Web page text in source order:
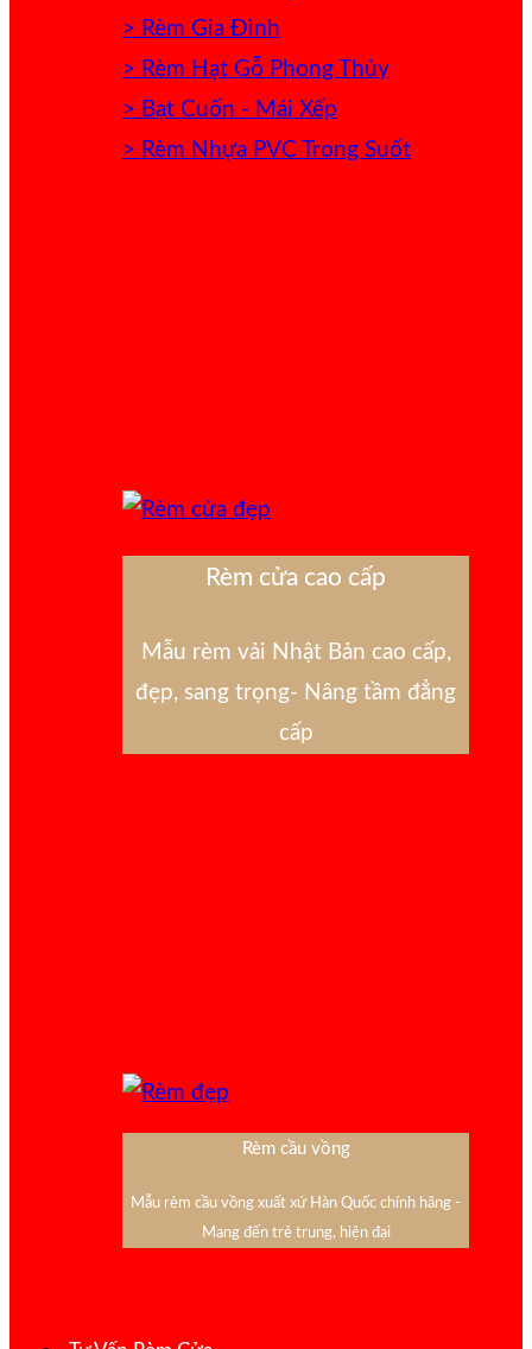
> Rèm Gia Đình
> Rèm Hạt Gỗ Phong Thủy
> Bạt Cuốn - Mái Xếp
> Rèm Nhựa PVC Trong Suốt
Rèm cửa cao cấp
Mẫu rèm vải Nhật Bản cao cấp,
đẹp, sang trọng- Nâng tầm đẳng
cấp
Rèm cầu vồng
Mẫu rèm cầu vồng xuất xứ Hàn Quốc chính hãng -
Mang đến trẻ trung, hiện đại